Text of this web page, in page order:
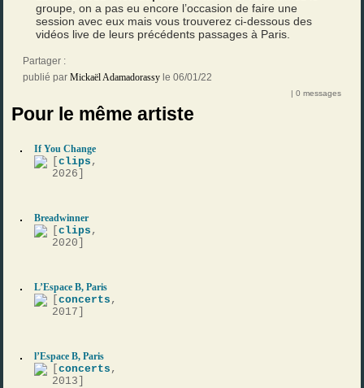
groupe, on a pas eu encore l’occasion de faire une
session avec eux mais vous trouverez ci-dessous des
vidéos live de leurs précédents passages à Paris.
Partager :
publié par Mickaël Adamadorassy le 06/01/22
| 0 messages
Pour le même artiste
If You Change
[clips ,
2026]
Breadwinner
[clips ,
2020]
L’Espace B, Paris
[concerts ,
2017]
l’Espace B, Paris
[concerts ,
2013]